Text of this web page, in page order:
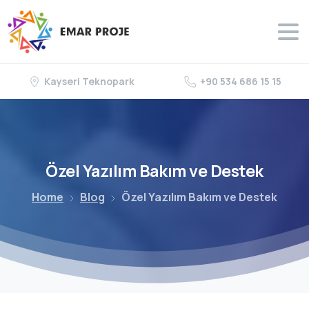
Kayseri Teknopark +90 534 686 15 15
ÖzelYazılım Bakımve Destek
Home Blog Özel Yazılım Bakım ve Destek